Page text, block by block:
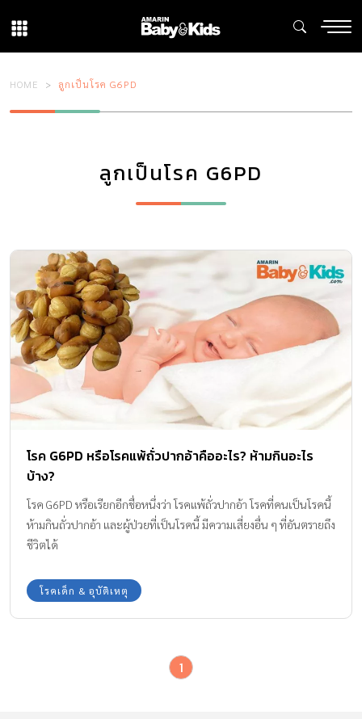
HOME ลูกเป็นโรค G6PD
ลูกเป็นโรค G6PD
โรค G6PD หรือโรคแพ้ถั่วปากอ้าคืออะไร? ห้ามกินอะไร
บ้าง?
โรค G6PD หรือเรียกอีกชื่อหนึ่งว่า โรคแพ้ถั่วปากอ้า โรคที่คนเป็นโรคนี้
ห้ามกินถั่วปากอ้า และผู้ป่วยที่เป็นโรคนี้ มีความเสี่ยงอื่น ๆ ที่อันตรายถึง
ชีวิตได้
โรคเด็ก & อุบัติเหตุ
1